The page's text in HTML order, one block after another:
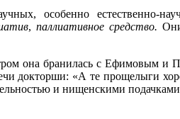
особенно естественно-
, паллиативное средство.
бранилась с Ефимовым и
докторши: «А те прощелыги
и нищенскими